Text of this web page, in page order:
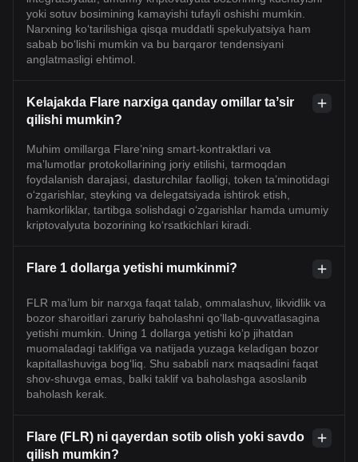
yoki sotuv bosimining kamayishi tufayli oshishi mumkin.
Narxning ko‘tarilishiga qisqa muddatli spekulyatsiya ham
sabab bo‘lishi mumkin va bu barqaror tendensiyani
anglatmasligi ehtimol.
Kelajakda Flare narxiga qanday omillar taʼsir
qilishi mumkin?
Muhim omillarga Flareʼning smart-kontraktlari va
maʼlumotlar protokollarining joriy etilishi, tarmoqdan
foydalanish darajasi, dasturchilar faolligi, token taʼminotidagi
o‘zgarishlar, steyking va delegatsiyada ishtirok etish,
hamkorliklar, tartibga solishdagi o‘zgarishlar hamda umumiy
kriptovalyuta bozorining ko‘rsatkichlari kiradi.
Flare 1 dollarga yetishi mumkinmi?
FLR ma’lum bir narxga faqat talab, ommalashuv, likvidlik va
bozor sharoitlari zaruriy baholashni qo‘llab-quvvatlasagina
yetishi mumkin. Uning 1 dollarga yetishi ko‘p jihatdan
muomaladagi taklifiga va natijada yuzaga keladigan bozor
kapitallashuviga bog‘liq. Shu sababli narx maqsadini faqat
shov-shuvga emas, balki taklif va baholashga asoslanib
baholash kerak.
Flare (FLR) ni qayerdan sotib olish yoki savdo
qilish mumkin?